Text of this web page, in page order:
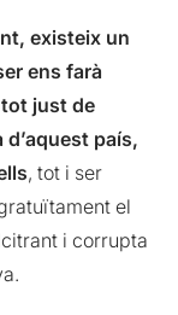
existeix un
ens farà
just de
país,
, tot i ser
el
i corrupta